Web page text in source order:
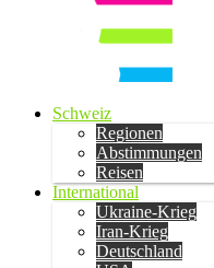
Schweiz
Regionen
Abstimmungen
Reisen
International
Ukraine-Krieg
Iran-Krieg
Deutschland